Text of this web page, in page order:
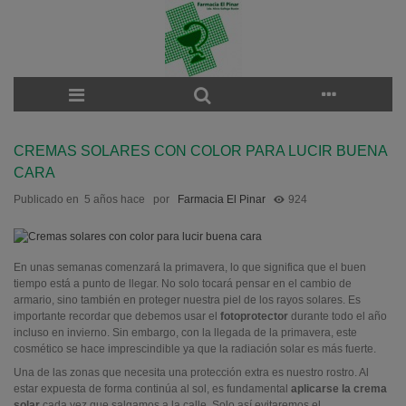
CREMAS SOLARES CON COLOR PARA LUCIR BUENA
CARA
Publicado en 5 años hace por Farmacia El Pinar 924
En unas semanas comenzará la primavera, lo que significa que el buen
tiempo está a punto de llegar. No solo tocará pensar en el cambio de
armario, sino también en proteger nuestra piel de los rayos solares. Es
importante recordar que debemos usar el fotoprotector durante todo el año
incluso en invierno. Sin embargo, con la llegada de la primavera, este
cosmético se hace imprescindible ya que la radiación solar es más fuerte.
Una de las zonas que necesita una protección extra es nuestro rostro. Al
estar expuesta de forma continúa al sol, es fundamental aplicarse la crema